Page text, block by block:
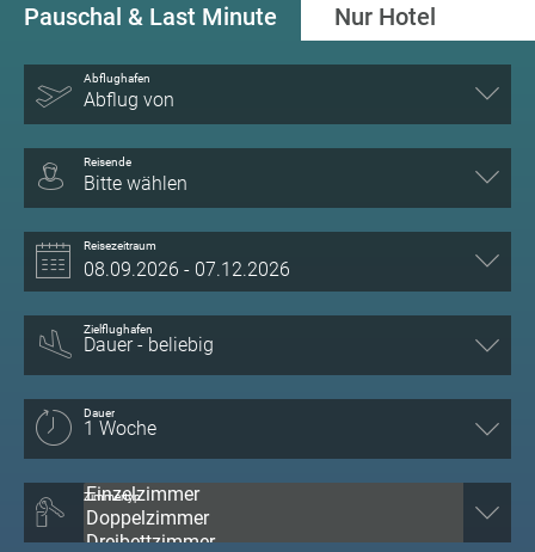
Pauschal & Last Minute Nur Hotel
Abflughafen
Abflug von
Reisende
Bitte wählen
Reisezeitraum
Zielflughafen
Dauer
Zimmertyp